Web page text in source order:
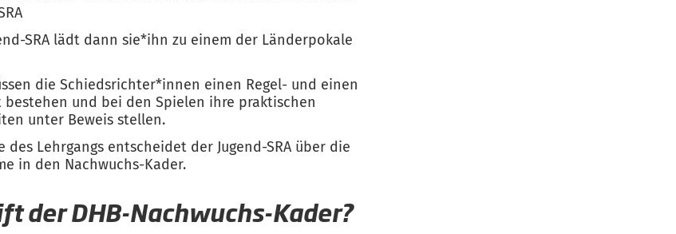
SRA lädt dann sie*ihn zu einem der Länderpokale
die Schiedsrichter*innen einen Regel- und einen
bestehen und bei den Spielen ihre praktischen
unter Beweis stellen.
des Lehrgangs entscheidet der Jugend-SRA über die
in den Nachwuchs-Kader.
der DHB-Nachwuchs-Kader?